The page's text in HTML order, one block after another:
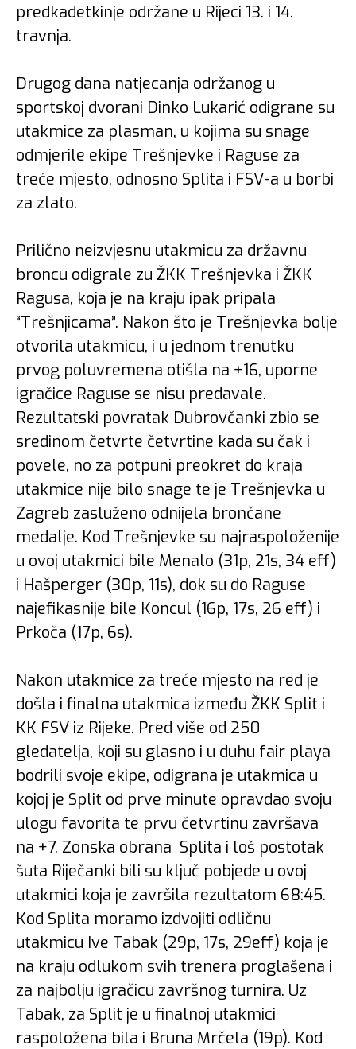
predkadetkinje održane u Rijeci 13. i 14.
travnja.
Drugog dana natjecanja održanog u
sportskoj dvorani Dinko Lukarić odigrane su
utakmice za plasman, u kojima su snage
odmjerile ekipe Trešnjevke i Raguse za
treće mjesto, odnosno Splita i FSV-a u borbi
za zlato.
Prilično neizvjesnu utakmicu za državnu
broncu odigrale zu ŽKK Trešnjevka i ŽKK
Ragusa, koja je na kraju ipak pripala
“Trešnjicama”. Nakon što je Trešnjevka bolje
otvorila utakmicu, i u jednom trenutku
prvog poluvremena otišla na +16, uporne
igračice Raguse se nisu predavale.
Rezultatski povratak Dubrovčanki zbio se
sredinom četvrte četvrtine kada su čak i
povele, no za potpuni preokret do kraja
utakmice nije bilo snage te je Trešnjevka u
Zagreb zasluženo odnijela brončane
medalje. Kod Trešnjevke su najraspoloženije
u ovoj utakmici bile Menalo (31p, 21s, 34 eff)
i Hašperger (30p, 11s), dok su do Raguse
najefikasnije bile Koncul (16p, 17s, 26 eff) i
Prkoča (17p, 6s).
Nakon utakmice za treće mjesto na red je
došla i finalna utakmica između ŽKK Split i
KK FSV iz Rijeke. Pred više od 250
gledatelja, koji su glasno i u duhu fair playa
bodrili svoje ekipe, odigrana je utakmica u
kojoj je Split od prve minute opravdao svoju
ulogu favorita te prvu četvrtinu završava
na +7. Zonska obrana Splita i loš postotak
šuta Riječanki bili su ključ pobjede u ovoj
utakmici koja je završila rezultatom 68:45.
Kod Splita moramo izdvojiti odličnu
utakmicu Ive Tabak (29p, 17s, 29eff) koja je
na kraju odlukom svih trenera proglašena i
za najbolju igračicu završnog turnira. Uz
Tabak, za Split je u finalnoj utakmici
raspoložena bila i Bruna Mrčela (19p). Kod